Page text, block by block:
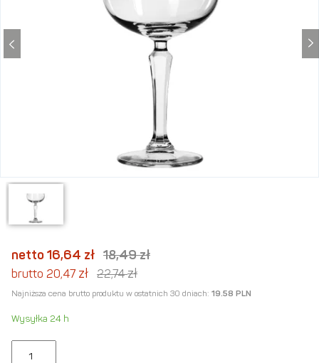
netto 16,64 zł 18,49zł
brutto 20,47 zł 22,74zł
Najniższa cena brutto produktu w ostatnich 30 dniach: 19.58 PLN
Wysyłka 24 h